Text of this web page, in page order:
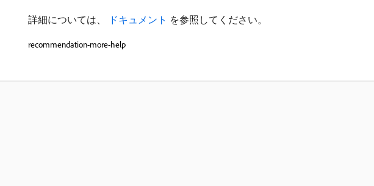
詳細については、 ​ ドキュメント ​ を参照してください。
recommendation-more-help